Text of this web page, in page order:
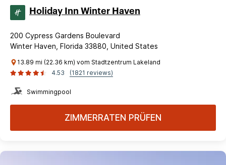
Holiday Inn Winter Haven
200 Cypress Gardens Boulevard
Winter Haven, Florida 33880, United States
13.89 mi (22.36 km) vom Stadtzentrum Lakeland
4.53
(1821 reviews)
Swimmingpool
ZIMMERRATEN PRÜFEN